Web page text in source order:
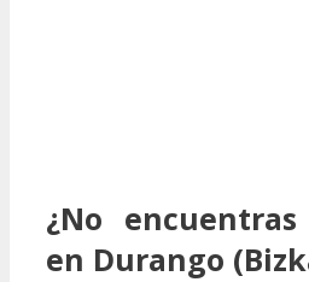
¿No encuentras
en Durango